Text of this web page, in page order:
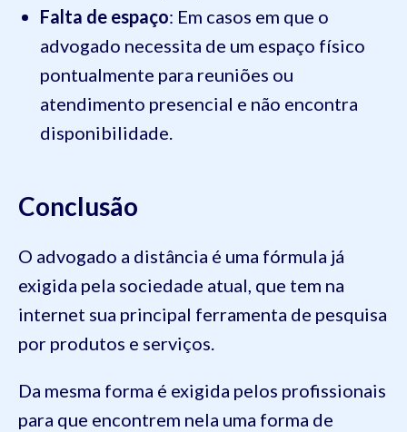
Falta de espaço: Em casos em que o
advogado necessita de um espaço físico
pontualmente para reuniões ou
atendimento presencial e não encontra
disponibilidade.
Conclusão
O advogado a distância é uma fórmula já
exigida pela sociedade atual, que tem na
internet sua principal ferramenta de pesquisa
por produtos e serviços.
Da mesma forma é exigida pelos profissionais
para que encontrem nela uma forma de